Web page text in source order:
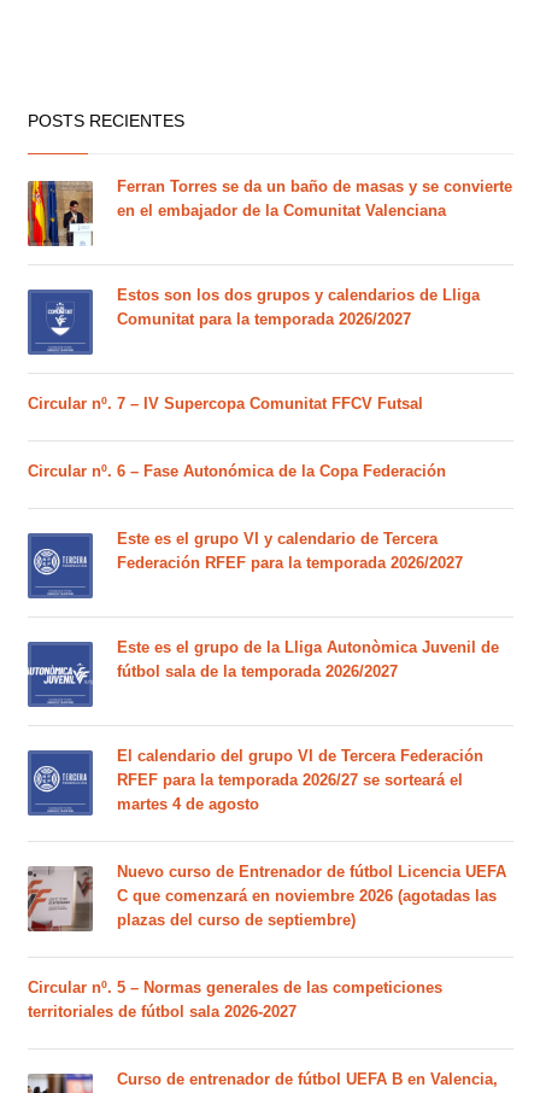
POSTS RECIENTES
Ferran Torres se da un baño de masas y se convierte
en el embajador de la Comunitat Valenciana
Estos son los dos grupos y calendarios de Lliga
Comunitat para la temporada 2026/2027
Circular nº. 7 – IV Supercopa Comunitat FFCV Futsal
Circular nº. 6 – Fase Autonómica de la Copa Federación
Este es el grupo VI y calendario de Tercera
Federación RFEF para la temporada 2026/2027
Este es el grupo de la Lliga Autonòmica Juvenil de
fútbol sala de la temporada 2026/2027
El calendario del grupo VI de Tercera Federación
RFEF para la temporada 2026/27 se sorteará el
martes 4 de agosto
Nuevo curso de Entrenador de fútbol Licencia UEFA
C que comenzará en noviembre 2026 (agotadas las
plazas del curso de septiembre)
Circular nº. 5 – Normas generales de las competiciones
territoriales de fútbol sala 2026-2027
Curso de entrenador de fútbol UEFA B en Valencia,